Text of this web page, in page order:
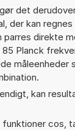
det
der kan
parres direkte
Planck
måleenheder
kan
cos,